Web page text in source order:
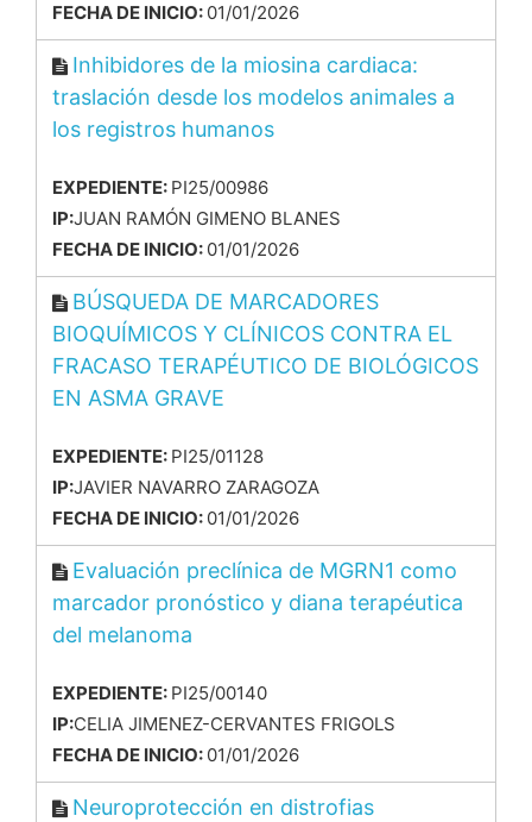
FECHA DE INICIO: 01/01/2026
Inhibidores de la miosina cardiaca:
traslación desde los modelos animales a
los registros humanos
EXPEDIENTE: PI25/00986
IP:JUAN RAMÓN GIMENO BLANES
FECHA DE INICIO: 01/01/2026
BÚSQUEDA DE MARCADORES
BIOQUÍMICOS Y CLÍNICOS CONTRA EL
FRACASO TERAPÉUTICO DE BIOLÓGICOS
EN ASMA GRAVE
EXPEDIENTE: PI25/01128
IP:JAVIER NAVARRO ZARAGOZA
FECHA DE INICIO: 01/01/2026
Evaluación preclínica de MGRN1 como
marcador pronóstico y diana terapéutica
del melanoma
EXPEDIENTE: PI25/00140
IP:CELIA JIMENEZ-CERVANTES FRIGOLS
FECHA DE INICIO: 01/01/2026
Neuroprotección en distrofias